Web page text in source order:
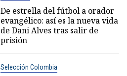
De estrella del fútbol a orador
evangélico: así es la nueva vida
de Dani Alves tras salir de
prisión
Selección Colombia